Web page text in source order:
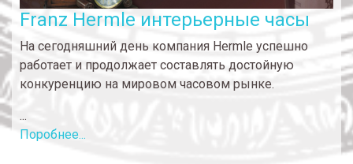
Franz Hermle интерьерные часы
На сегодняшний день компания Hermle успешно
работает и продолжает составлять достойную
конкуренцию на мировом часовом рынке.
...
Поробнее...